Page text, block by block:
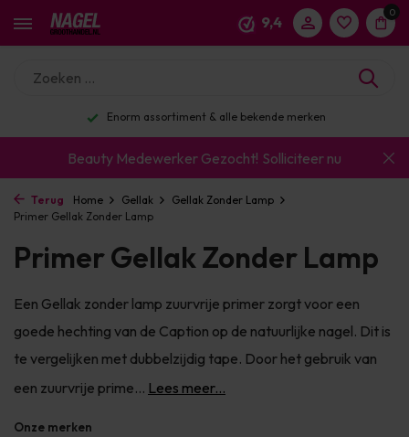
9,4
0
Enorm assortiment & alle bekende merken
Beauty Medewerker Gezocht! Solliciteer nu
Terug Home Gellak
Gellak Zonder Lamp
Primer Gellak Zonder Lamp
Primer Gellak Zonder Lamp
Een Gellak zonder lamp zuurvrije primer zorgt voor een
goede hechting van de Caption op de natuurlijke nagel. Dit is
te vergelijken met dubbelzijdig tape. Door het gebruik van
een zuurvrije prime... Lees meer...
Onze merken